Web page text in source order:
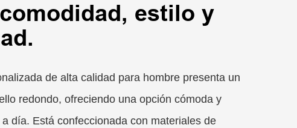
estilo y
de alta calidad para hombre presenta un
redondo, ofreciendo una opción cómoda y
día. Está confeccionada con materiales de